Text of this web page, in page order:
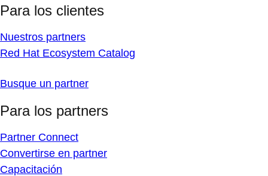
Para los clientes
Nuestros partners
Red Hat Ecosystem Catalog
Busque un partner
Para los partners
Partner Connect
Convertirse en partner
Capacitación